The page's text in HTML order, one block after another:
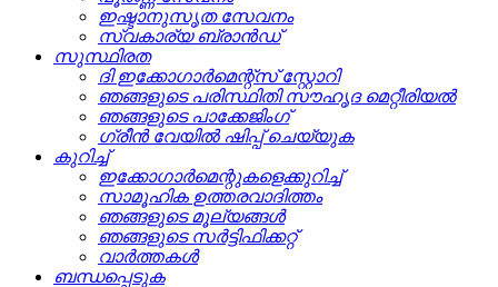
ഇഷ്ടാനുസൃത സേവനം
സ്വകാര്യ ബ്രാൻഡ്
സുസ്ഥിരത
ദി ഇക്കോഗാർമെന്റ്സ് സ്റ്റോറി
ഞങ്ങളുടെ പരിസ്ഥിതി സൗഹൃദ മെറ്റീരിയൽ
ഞങ്ങളുടെ പാക്കേജിംഗ്
ഗ്രീൻ വേയിൽ ഷിപ്പ് ചെയ്യുക
കുറിച്ച്
ഇക്കോഗാർമെന്റുകളെക്കുറിച്ച്
സാമൂഹിക ഉത്തരവാദിത്തം
ഞങ്ങളുടെ മൂല്യങ്ങൾ
ഞങ്ങളുടെ സർട്ടിഫിക്കറ്റ്
വാർത്തകൾ
ബന്ധപ്പെടുക